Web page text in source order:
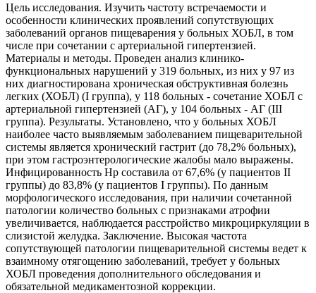
Цель исследования. Изучить частоту встречаемости и
особенности клинических проявлений сопутствующих
заболеваний органов пищеварения у больных ХОБЛ, в том
числе при сочетании с артериальной гипертензией.
Материалы и методы. Проведен анализ клинико-
функциональных нарушений у 319 больных, из них у 97 из
них диагностирована хроническая обструктивная болезнь
легких (ХОБЛ) (I группа), у 118 больных - сочетание ХОБЛ с
артериальной гипертензией (АГ), у 104 больных - АГ (III
группа). Результаты. Установлено, что у больных ХОБЛ
наиболее часто выявляемым заболеванием пищеварительной
системы является хронический гастрит (до 78,2% больных),
при этом гастроэнтерологические жалобы мало выражены.
Инфицированность Нр составила от 67,6% (у пациентов II
группы) до 83,8% (у пациентов I группы). По данным
морфологического исследования, при наличии сочетанной
патологии количество больных с признаками атрофии
увеличивается, наблюдается расстройство микроциркуляции в
слизистой желудка. Заключение. Высокая частота
сопутствующей патологии пищеварительной системы ведет к
взаимному отягощению заболеваний, требует у больных
ХОБЛ проведения дополнительного обследования и
обязательной медикаментозной коррекции.